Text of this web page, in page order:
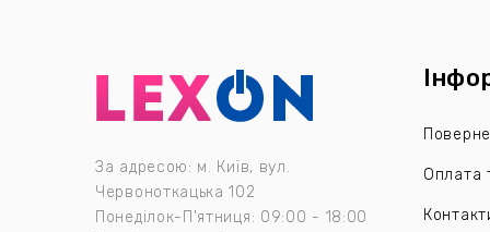
За адресою: м. Київ, вул.
Червоноткацька 102
Понеділок-П'ятниця: 09:00 - 18:00
Оплата